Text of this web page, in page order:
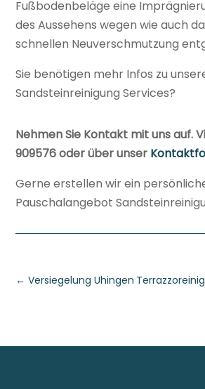
Fußbodenbeläge eine
des Aussehens wegen wie auch
schnellen Neuverschmutzung
Sie benötigen mehr Infos zu
Sandsteinreinigung Services?
Nehmen Sie Kontakt mit uns auf.
909576 oder über unser
Gerne erstellen wir ein
Pauschalangebot
←Versiegelung Uhingen